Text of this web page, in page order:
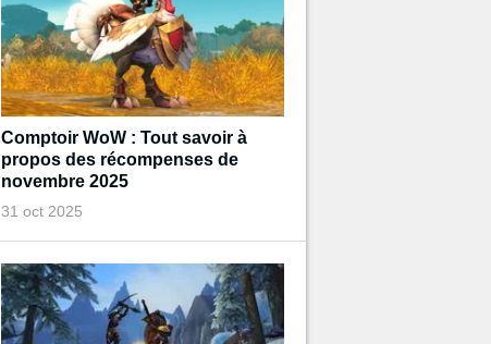
Comptoir WoW : Tout savoir à
propos des récompenses de
novembre 2025
31 oct 2025